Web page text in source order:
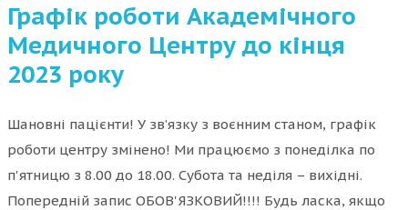
Графік роботи Академічного
Медичного Центру до кінця
2023 року
Шановні пацієнти! У зв’язку з воєнним станом, графік
роботи центру змінено! Ми працюємо з понеділка по
п'ятницю з 8.00 до 18.00. Субота та неділя – вихідні.
Попередній запис ОБОВ'ЯЗКОВИЙ!!!! Будь ласка, якщо